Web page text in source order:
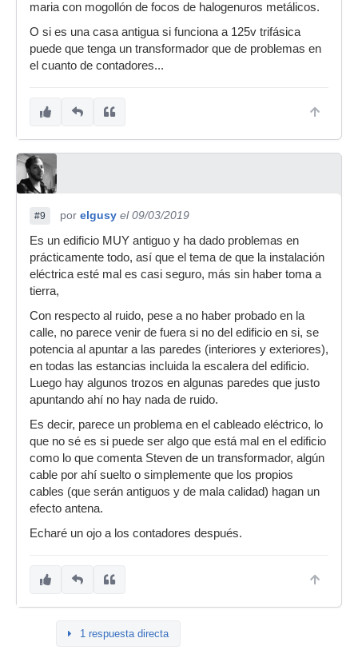
maria con mogollón de focos de halogenuros metálicos.
O si es una casa antigua si funciona a 125v trifásica
puede que tenga un transformador que de problemas en
el cuanto de contadores...
#9 por elgusy el 09/03/2019
Es un edificio MUY antiguo y ha dado problemas en
prácticamente todo, así que el tema de que la instalación
eléctrica esté mal es casi seguro, más sin haber toma a
tierra,
Con respecto al ruido, pese a no haber probado en la
calle, no parece venir de fuera si no del edificio en si, se
potencia al apuntar a las paredes (interiores y exteriores),
en todas las estancias incluida la escalera del edificio.
Luego hay algunos trozos en algunas paredes que justo
apuntando ahí no hay nada de ruido.
Es decir, parece un problema en el cableado eléctrico, lo
que no sé es si puede ser algo que está mal en el edificio
como lo que comenta Steven de un transformador, algún
cable por ahí suelto o simplemente que los propios
cables (que serán antiguos y de mala calidad) hagan un
efecto antena.
Echaré un ojo a los contadores después.
1 respuesta directa